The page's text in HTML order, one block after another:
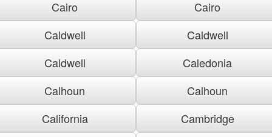
Cairo
Cairo
Caldwell
Caldwell
Caldwell
Caledonia
Calhoun
Calhoun
California
Cambridge